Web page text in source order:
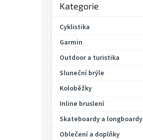
kategorie
Kategorie
Cyklistika
Garmin
Outdoor a turistika
Sluneční brýle
Koloběžky
Inline bruslení
Skateboardy a longboardy
Oblečení a doplňky